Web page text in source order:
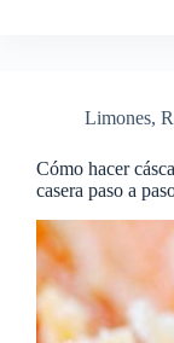
Limones,
Cómo hacer
casera paso a